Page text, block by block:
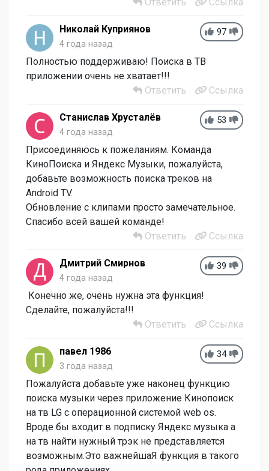
97
Николай Куприянов
4 года назад
Полностью поддерживаю! Поиска в ТВ
приложении очень не хватает!!!
Ответить
Ссылка
53
Станислав Хрусталёв
4 года назад
Присоединяюсь к пожеланиям. Команда
КиноПоиска и Яндекс Музыки, пожалуйста,
добавьте возможность поиска треков на
Android TV.
Обновление с клипами просто замечательное.
Спасибо всей вашей команде!
Ответить
Ссылка
39
Дмитрий Смирнов
4 года назад
Конечно же, очень нужна эта функция!
Сделайте, пожалуйста!!!
Ответить
Ссылка
34
павел 1986
3 года назад
Пожалуйста добавьте уже наконец функцию
поиска музыки через приложение Кинопоиск
на тв LG с операционной системой web os.
Вроде бы входит в подписку Яндекс музыка а
на тв найти нужный трэк не представляется
возможным.Это важнейшаЯ функция в такого